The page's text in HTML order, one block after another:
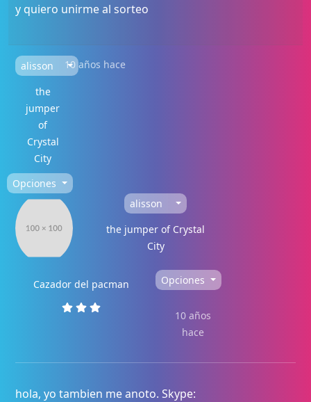
y quiero unirme al sorteo
alisson
the
jumper
of
Crystal
City
10 años hace
Opciones
alisson
the jumper of Crystal
City
Cazador del pacman Opciones
10 años
hace
hola, yo tambien me anoto. Skype: